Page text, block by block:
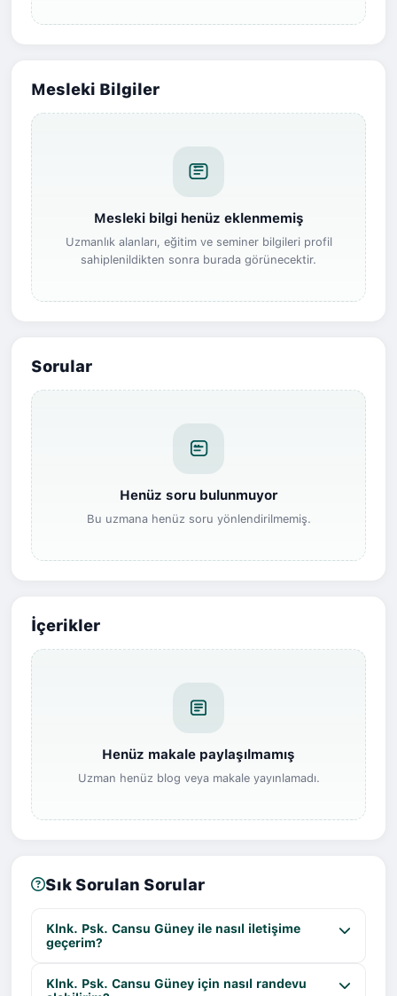
Mesleki Bilgiler
Mesleki bilgi henüz eklenmemiş
Uzmanlık alanları, eğitim ve seminer bilgileri profil
sahiplenildikten sonra burada görünecektir.
Sorular
Henüz soru bulunmuyor
Bu uzmana henüz soru yönlendirilmemiş.
İçerikler
Henüz makale paylaşılmamış
Uzman henüz blog veya makale yayınlamadı.
Sık Sorulan Sorular
Klnk. Psk. Cansu Güney ile nasıl iletişime
geçerim?
Klnk. Psk. Cansu Güney için nasıl randevu